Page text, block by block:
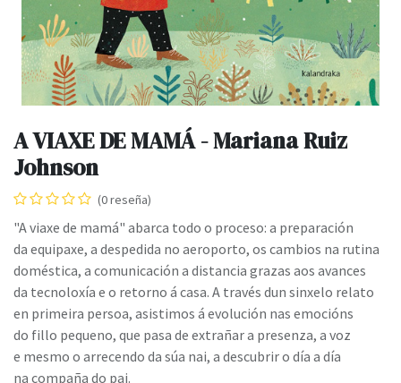
A VIAXE DE MAMÁ - Mariana Ruiz
Johnson
(0 reseña)
"A viaxe de mamá" abarca todo o proceso: a preparación
da equipaxe, a despedida no aeroporto, os cambios na rutina
doméstica, a comunicación a distancia grazas aos avances
da tecnoloxía e o retorno á casa. A través dun sinxelo relato
en primeira persoa, asistimos á evolución nas emocións
do fillo pequeno, que pasa de extrañar a presenza, a voz
e mesmo o arrecendo da súa nai, a descubrir o día a día
na compaña do pai.